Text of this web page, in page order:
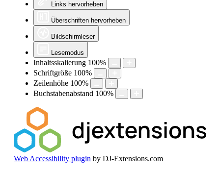
Links hervorheben
Überschriften hervorheben
Bildschirmleser
Lesemodus
Inhaltsskalierung 100%
Schriftgröße 100%
Zeilenhöhe 100%
Buchstabenabstand 100%
Web Accessibility plugin by DJ-Extensions.com